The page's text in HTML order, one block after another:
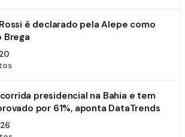
é declarado pela Alepe como
Brega
presidencial na Bahia e tem
por 61%, aponta DataTrends